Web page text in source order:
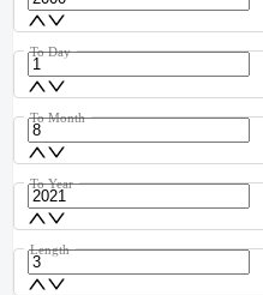
To Day
To Month
To Year
Length